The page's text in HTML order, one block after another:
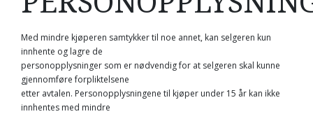
Med mindre kjøperen samtykker til noe annet, kan selgeren kun
innhente og lagre de
personopplysninger som er nødvendig for at selgeren skal kunne
gjennomføre forpliktelsene
etter avtalen. Personopplysningene til kjøper under 15 år kan ikke
innhentes med mindre